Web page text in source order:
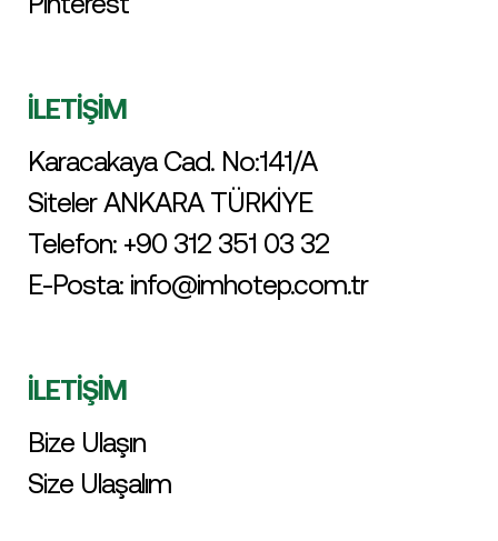
İLETİŞİM
Karacakaya Cad. No:141/A
Siteler ANKARA TÜRKİYE
Telefon: +90 312 351 03 32
E-Posta: info@imhotep.com.tr
İLETİŞİM
Bize Ulaşın
Size Ulaşalım